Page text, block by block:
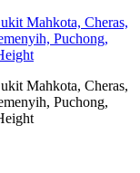
Mahkota, Cheras,
Puchong,
Mahkota, Cheras,
Puchong,